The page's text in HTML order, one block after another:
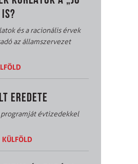
IS?
és a racionális érvek
az államszervezet
EREDETE
évtizedekkel
KÜLFÖLD